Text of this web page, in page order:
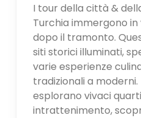
I tour della città &
Turchia immergono
dopo il tramonto.
siti storici illuminati,
varie esperienze
tradizionali a
esplorano vivaci
intrattenimento,